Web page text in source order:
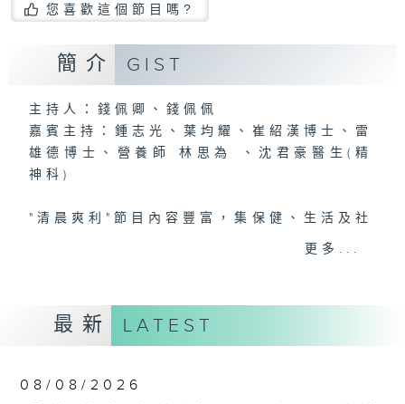
您喜歡這個節目嗎?
簡介 GIST
主持人：錢佩卿、錢佩佩
嘉賓主持：鍾志光、葉均耀、崔紹漢博士、雷
雄德博士、營養師 林思為 、沈君豪醫生(精
神科)
"清晨爽利"節目內容豐富，集保健、生活及社
會資訊等元素於一身。主要環節有：「健健康
及行山等實用貼士
清晨爽利之齊齊做早操
更多...
最新 LATEST
08/08/2026